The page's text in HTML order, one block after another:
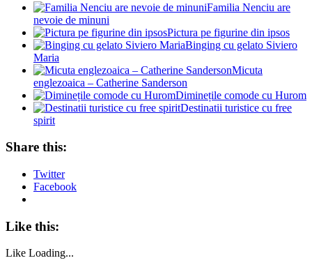
Familia Nenciu are
nevoie de minuni
Pictura pe figurine din ipsos
Binging cu gelato Siviero
Maria
Micuta
englezoaica – Catherine Sanderson
Diminețile comode cu Hurom
Destinatii turistice cu free
spirit
Share this:
Twitter
Facebook
Like this:
Like Loading...